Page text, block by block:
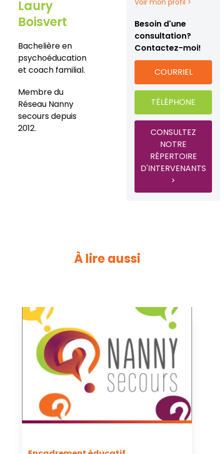
Laury
Boisvert
Bachelière en
psychoéducation
et coach familial.
Membre du
Réseau Nanny
secours depuis
2012.
Besoin d'une
consultation?
Contactez-moi!
COURRIEL
TÉLÉPHONE
CONSULTEZ
NOTRE
RÉPERTOIRE
D'INTERVENANTS
>
À lire aussi